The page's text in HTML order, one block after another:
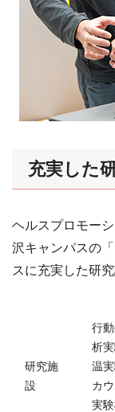
充実した
ヘルスプロモー
沢キャンパスの
スに充実した研
研究施
設
行
析
温
カ
実